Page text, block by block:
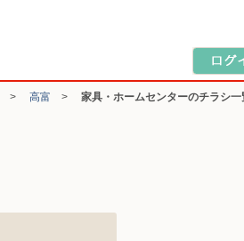
> 高富 > 家具・ホームセンターのチラシ一